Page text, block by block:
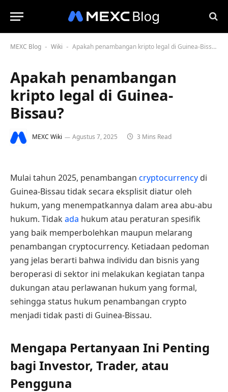
MEXC Blog - Wiki - Apakah penambangan kripto legal di Guinea-Bissau?
Apakah penambangan
kripto legal di Guinea-
Bissau?
MEXC Wiki Agustus 7, 2025 3 Mins Read
Mulai tahun 2025, penambangan cryptocurrency di
Guinea-Bissau tidak secara eksplisit diatur oleh
hukum, yang menempatkannya dalam area abu-abu
hukum. Tidak ada hukum atau peraturan spesifik
yang baik memperbolehkan maupun melarang
penambangan cryptocurrency. Ketiadaan pedoman
yang jelas berarti bahwa individu dan bisnis yang
beroperasi di sektor ini melakukan kegiatan tanpa
dukungan atau perlawanan hukum yang formal,
sehingga status hukum penambangan crypto
menjadi tidak pasti di Guinea-Bissau.
Mengapa Pertanyaan Ini Penting
bagi Investor, Trader, atau
Pengguna